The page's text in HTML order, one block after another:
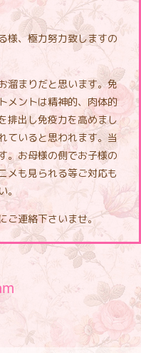
様、極力努力致しますの
溜まりだと思います。免
メントは精神的、肉体的
排出し免疫力を高めまし
ていると思われます。当
。お母様の側でお子様の
メも見られる等ご対応も
。
ご連絡下さいませ。